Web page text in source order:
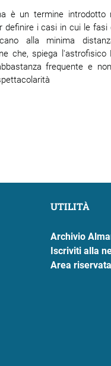
è un termine introdotto
definire i casi in cui le fasi
alla minima
che, spiega l'astrofisico
frequente e
UTILITÀ
Archivio
Iscriviti alla
Area riservata